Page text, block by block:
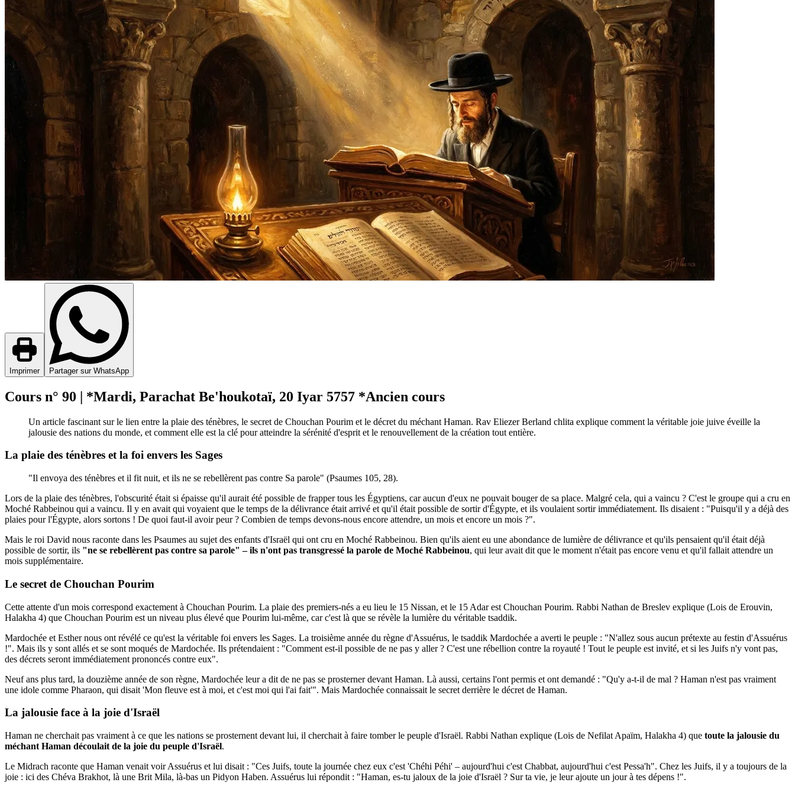
Imprimer Partager sur WhatsApp
Cours n° 90 | *Mardi, Parachat Be'houkotaï, 20 Iyar 5757 *Ancien cours
Un article fascinant sur le lien entre la plaie des ténèbres, le secret de Chouchan Pourim et le décret du méchant Haman. Rav Eliezer Berland chlita explique comment la véritable joie juive éveille la
jalousie des nations du monde, et comment elle est la clé pour atteindre la sérénité d'esprit et le renouvellement de la création tout entière.
La plaie des ténèbres et la foi envers les Sages
"Il envoya des ténèbres et il fit nuit, et ils ne se rebellèrent pas contre Sa parole" (Psaumes 105, 28).
Lors de la plaie des ténèbres, l'obscurité était si épaisse qu'il aurait été possible de frapper tous les Égyptiens, car aucun d'eux ne pouvait bouger de sa place. Malgré cela, qui a vaincu ? C'est le groupe qui a cru en
Moché Rabbeinou qui a vaincu. Il y en avait qui voyaient que le temps de la délivrance était arrivé et qu'il était possible de sortir d'Égypte, et ils voulaient sortir immédiatement. Ils disaient : "Puisqu'il y a déjà des
plaies pour l'Égypte, alors sortons ! De quoi faut-il avoir peur ? Combien de temps devons-nous encore attendre, un mois et encore un mois ?".
Mais le roi David nous raconte dans les Psaumes au sujet des enfants d'Israël qui ont cru en Moché Rabbeinou. Bien qu'ils aient eu une abondance de lumière de délivrance et qu'ils pensaient qu'il était déjà
possible de sortir, ils "ne se rebellèrent pas contre sa parole" – ils n'ont pas transgressé la parole de Moché Rabbeinou, qui leur avait dit que le moment n'était pas encore venu et qu'il fallait attendre un
mois supplémentaire.
Le secret de Chouchan Pourim
Cette attente d'un mois correspond exactement à Chouchan Pourim. La plaie des premiers-nés a eu lieu le 15 Nissan, et le 15 Adar est Chouchan Pourim. Rabbi Nathan de Breslev explique (Lois de Erouvin,
Halakha 4) que Chouchan Pourim est un niveau plus élevé que Pourim lui-même, car c'est là que se révèle la lumière du véritable tsaddik.
Mardochée et Esther nous ont révélé ce qu'est la véritable foi envers les Sages. La troisième année du règne d'Assuérus, le tsaddik Mardochée a averti le peuple : "N'allez sous aucun prétexte au festin d'Assuérus
!". Mais ils y sont allés et se sont moqués de Mardochée. Ils prétendaient : "Comment est-il possible de ne pas y aller ? C'est une rébellion contre la royauté ! Tout le peuple est invité, et si les Juifs n'y vont pas,
des décrets seront immédiatement prononcés contre eux".
Neuf ans plus tard, la douzième année de son règne, Mardochée leur a dit de ne pas se prosterner devant Haman. Là aussi, certains l'ont permis et ont demandé : "Qu'y a-t-il de mal ? Haman n'est pas vraiment
une idole comme Pharaon, qui disait 'Mon fleuve est à moi, et c'est moi qui l'ai fait'". Mais Mardochée connaissait le secret derrière le décret de Haman.
La jalousie face à la joie d'Israël
Haman ne cherchait pas vraiment à ce que les nations se prosternent devant lui, il cherchait à faire tomber le peuple d'Israël. Rabbi Nathan explique (Lois de Nefilat Apaïm, Halakha 4) que toute la jalousie du
méchant Haman découlait de la joie du peuple d'Israël.
Le Midrach raconte que Haman venait voir Assuérus et lui disait : "Ces Juifs, toute la journée chez eux c'est 'Chéhi Péhi' – aujourd'hui c'est Chabbat, aujourd'hui c'est Pessa'h". Chez les Juifs, il y a toujours de la
joie : ici des Chéva Brakhot, là une Brit Mila, là-bas un Pidyon Haben. Assuérus lui répondit : "Haman, es-tu jaloux de la joie d'Israël ? Sur ta vie, je leur ajoute un jour à tes dépens !".